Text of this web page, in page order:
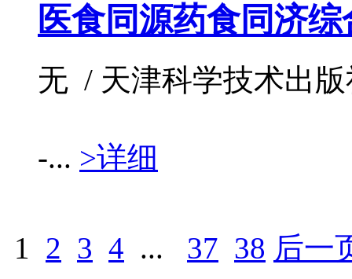
医食同源药食同济
无 / 天津科学技术出
-... >详细
1 2 3 4 ... 37 38 后一